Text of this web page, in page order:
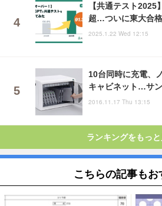
【共通テスト
超…ついに東大合
2025.1.22 Wed 12:15
10台同時に充電、
キャビネット…サ
2016.11.17 Thu 13:15
ランキングをもっ
こちらの記事もお